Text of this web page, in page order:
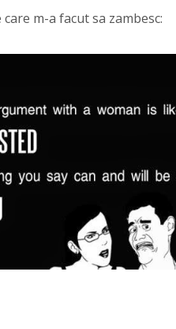
m-a facut sa zambesc: